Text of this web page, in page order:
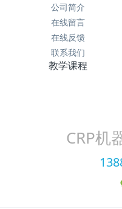
公司简介
在线留言
在线反馈
联系我们
教学课程
CRP机